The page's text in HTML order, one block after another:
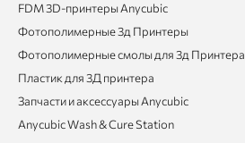
FDM 3D-принтеры Anycubic
Фотополимерные 3д Принтеры
Фотополимерные смолы для 3д Принтера
Пластик для 3Д принтера
Запчасти и аксессуары Anycubic
Anycubic Wash & Cure Station